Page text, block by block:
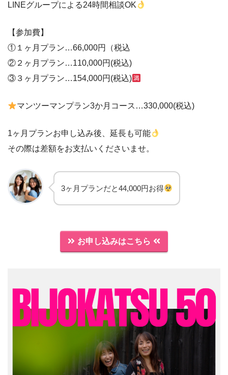
LINEグループによる24時間相談OK
【参加費】
①１ヶ月プラン…66,000円（税込
②２ヶ月プラン…110,000円(税込)
③３ヶ月プラン…154,000円(税込)
マンツーマンプラン3か月コース…330,000(税込)
1ヶ月プランお申し込み後、延長も可能
その際は差額をお支払いくださいませ。
3ヶ月プランだと44,000円お得
お申し込みはこちら